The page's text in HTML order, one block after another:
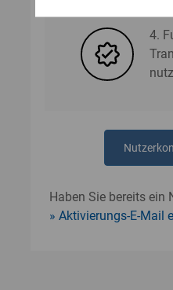
4.
Haben Sie bereits ein
Aktivierungs-E-Mail